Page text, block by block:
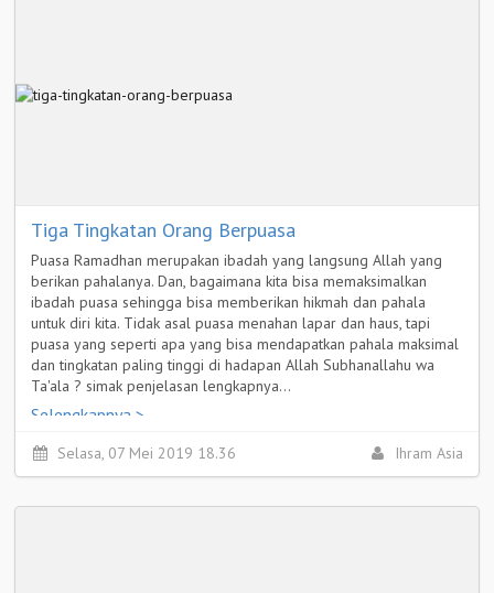
Tiga Tingkatan Orang Berpuasa
Puasa Ramadhan merupakan ibadah yang langsung Allah yang
berikan pahalanya. Dan, bagaimana kita bisa memaksimalkan
ibadah puasa sehingga bisa memberikan hikmah dan pahala
untuk diri kita. Tidak asal puasa menahan lapar dan haus, tapi
puasa yang seperti apa yang bisa mendapatkan pahala maksimal
dan tingkatan paling tinggi di hadapan Allah Subhanallahu wa
Ta'ala ? simak penjelasan lengkapnya...
Selengkapnya >
Selasa, 07 Mei 2019 18.36 Ihram Asia